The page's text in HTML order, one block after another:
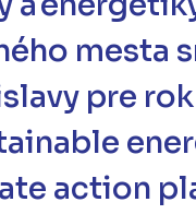
mesta
pre rok
action